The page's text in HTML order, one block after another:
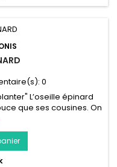
0
L’oseille épinard
que ses cousines. On
mais aussi crue en
à la digestion et sera
de transit. Nous
des fleurs rapidement...